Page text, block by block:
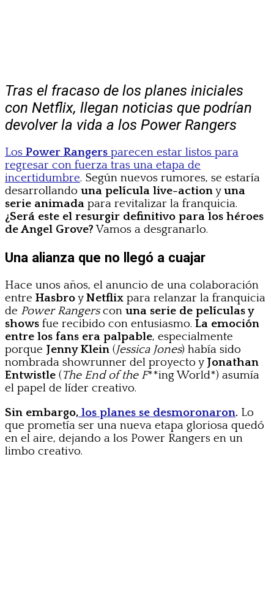
Tras el fracaso de los planes iniciales
con Netflix, llegan noticias que podrían
devolver la vida a los Power Rangers
Los Power Rangers parecen estar listos para
regresar con fuerza tras una etapa de
incertidumbre. Según nuevos rumores, se estaría
desarrollando una película live-actionyuna
serie animada para revitalizar la franquicia.
¿Será este el resurgir definitivo para los héroes
de Angel Grove?Vamos a desgranarlo.
Una alianza que no llegó a cuajar
Hace unos años, el anuncio de una colaboración
entre HasbroyNetflix para relanzar la franquicia
de Power Rangerscon una serie de películas y
shows fue recibido con entusiasmo. La emoción
entre los fans era palpable, especialmente
porque Jenny Klein (Jessica Jones) había sido
nombrada showrunner del proyecto y Jonathan
Entwistle (The End of the F**ing World*) asumía
el papel de líder creativo.
Sin embargo, los planes se desmoronaron. Lo
que prometía ser una nueva etapa gloriosa quedó
en el aire, dejando a los Power Rangers en un
limbo creativo.